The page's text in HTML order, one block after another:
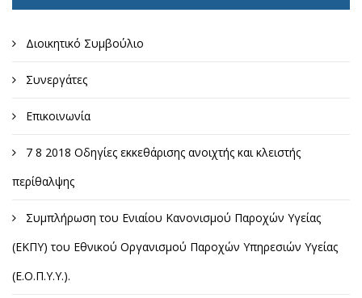
Διοικητικό Συμβούλιο
Συνεργάτες
Επικοινωνία
7 8 2018 Οδηγίες εκκεθάρισης ανοιχτής και κλειστής
περίθαλψης
Συμπλήρωση του Ενιαίου Κανονισμού Παροχών Υγείας
(ΕΚΠΥ) του Εθνικού Οργανισμού Παροχών Υπηρεσιών Υγείας
(Ε.Ο.Π.Υ.Υ.).